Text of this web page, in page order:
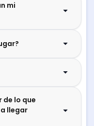
mi
de lo que
llegar